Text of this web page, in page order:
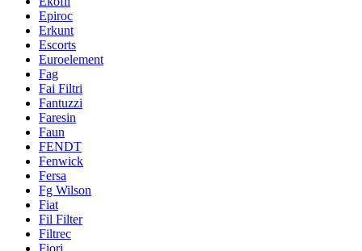
Epiroc
Erkunt
Escorts
Euroelement
Fag
Fai Filtri
Fantuzzi
Faresin
Faun
FENDT
Fenwick
Fersa
Fg Wilson
Fiat
Fil Filter
Filtrec
Fiori